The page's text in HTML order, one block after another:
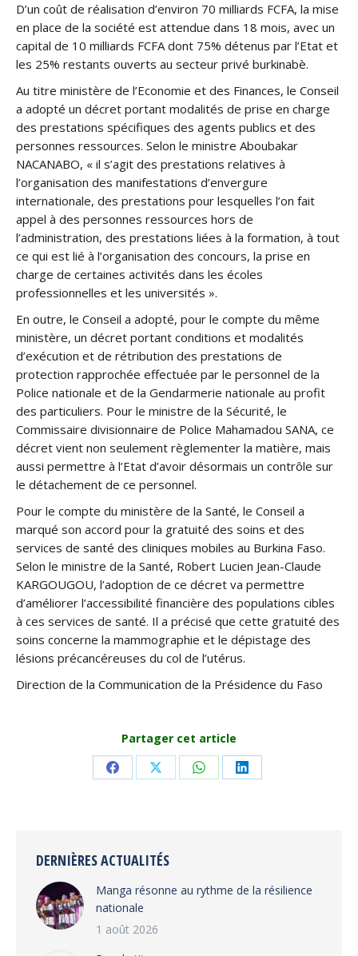
D’un coût de réalisation d’environ 70 milliards FCFA, la mise
en place de la société est attendue dans 18 mois, avec un
capital de 10 milliards FCFA dont 75% détenus par l’Etat et
les 25% restants ouverts au secteur privé burkinabè.
Au titre ministère de l’Economie et des Finances, le Conseil
a adopté un décret portant modalités de prise en charge
des prestations spécifiques des agents publics et des
personnes ressources. Selon le ministre Aboubakar
NACANABO, « il s’agit des prestations relatives à
l’organisation des manifestations d’envergure
internationale, des prestations pour lesquelles l’on fait
appel à des personnes ressources hors de
l’administration, des prestations liées à la formation, à tout
ce qui est lié à l’organisation des concours, la prise en
charge de certaines activités dans les écoles
professionnelles et les universités ».
En outre, le Conseil a adopté, pour le compte du même
ministère, un décret portant conditions et modalités
d’exécution et de rétribution des prestations de
protection rapprochée effectuée par le personnel de la
Police nationale et de la Gendarmerie nationale au profit
des particuliers. Pour le ministre de la Sécurité, le
Commissaire divisionnaire de Police Mahamadou SANA, ce
décret vient non seulement règlementer la matière, mais
aussi permettre à l’Etat d’avoir désormais un contrôle sur
le détachement de ce personnel.
Pour le compte du ministère de la Santé, le Conseil a
marqué son accord pour la gratuité des soins et des
services de santé des cliniques mobiles au Burkina Faso.
Selon le ministre de la Santé, Robert Lucien Jean-Claude
KARGOUGOU, l’adoption de ce décret va permettre
d’améliorer l’accessibilité financière des populations cibles
à ces services de santé. Il a précisé que cette gratuité des
soins concerne la mammographie et le dépistage des
lésions précancéreuses du col de l’utérus.
Direction de la Communication de la Présidence du Faso
Partager cet article
Share Share Share Share
DERNIÈRES ACTUALITÉS
Manga résonne au rythme de la résilience
nationale
1 août 2026